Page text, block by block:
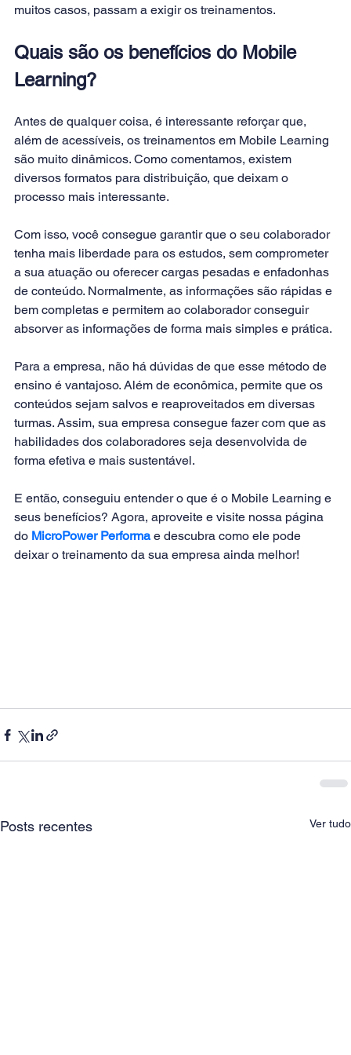
muitos casos, passam a exigir os treinamentos.
Quais são os benefícios do Mobile
Learning?
Antes de qualquer coisa, é interessante reforçar que,
além de acessíveis, os treinamentos em Mobile Learning
são muito dinâmicos. Como comentamos, existem
diversos formatos para distribuição, que deixam o
processo mais interessante.
Com isso, você consegue garantir que o seu colaborador
tenha mais liberdade para os estudos, sem comprometer
a sua atuação ou oferecer cargas pesadas e enfadonhas
de conteúdo. Normalmente, as informações são rápidas e
bem completas e permitem ao colaborador conseguir
absorver as informações de forma mais simples e prática.
Para a empresa, não há dúvidas de que esse método de
ensino é vantajoso. Além de econômica, permite que os
conteúdos sejam salvos e reaproveitados em diversas
turmas. Assim, sua empresa consegue fazer com que as
habilidades dos colaboradores seja desenvolvida de
forma efetiva e mais sustentável.
E então, conseguiu entender o que é o Mobile Learning e
seus benefícios? Agora, aproveite e visite nossa página
do MicroPower Performa e descubra como ele pode
deixar o treinamento da sua empresa ainda melhor!
Posts recentes Ver tudo